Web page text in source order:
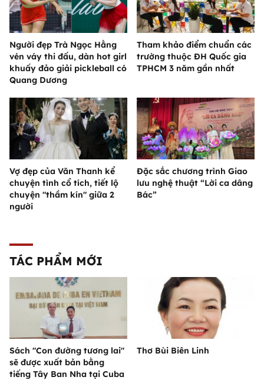
Người đẹp Trà Ngọc Hằng
vén váy thi đấu, dàn hot girl
khuấy đảo giải pickleball có
Quang Dương
Tham khảo điểm chuẩn các
trường thuộc ĐH Quốc gia
TPHCM 3 năm gần nhất
Vợ đẹp của Văn Thanh kể
chuyện tình cổ tích, tiết lộ
chuyện "thầm kín" giữa 2
người
Đặc sắc chương trình Giao
lưu nghệ thuật “Lời ca dâng
Bác”
TÁC PHẨM MỚI
Sách "Con đường tương lai"
sẽ được xuất bản bằng
tiếng Tây Ban Nha tại Cuba
Thơ Bùi Biên Linh